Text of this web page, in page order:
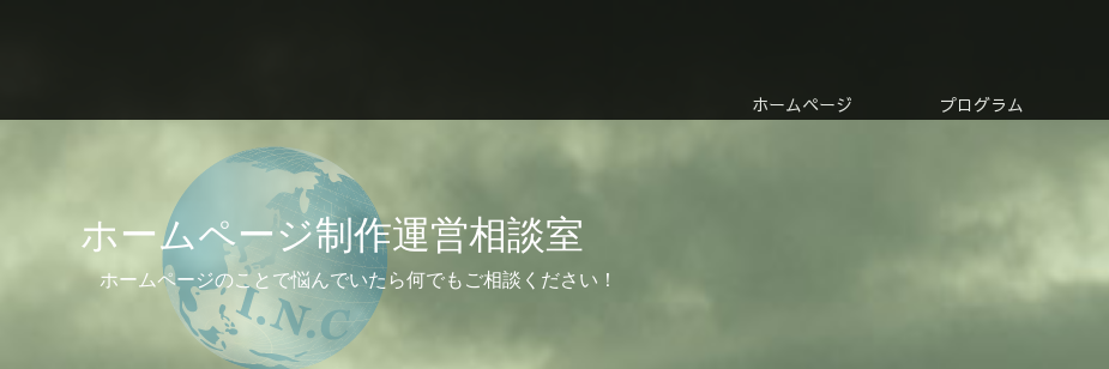
ホームページ プログラム
ホームページ制作運営相談室
ホームページのことで悩んでいたら何でもご相談ください！